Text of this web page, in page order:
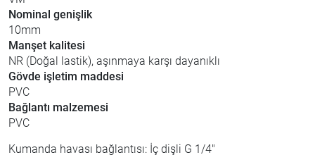
Nominal genişlik
10mm
Manşet kalitesi
NR (Doğal lastik), aşınmaya karşı dayanıklı
Gövde işletim maddesi
PVC
Bağlantı malzemesi
PVC
Kumanda havası bağlantısı: İç dişli G 1/4"